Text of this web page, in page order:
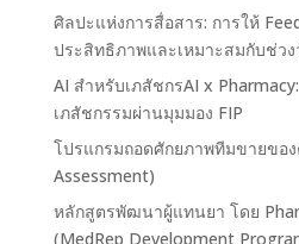
ศิลปะแห่งการสื่อสาร: การให้
ประสิทธิภาพและเหมาะสมกับช่ว
AI สำหรับเภสัชกรAI x
เภสัชกรรมผ่านมุมมอง FIP
โปรแกรมถอดศักยภาพทีมขายขอ
Assessment)
หลักสูตรพัฒนาผู้แทนยา โดย
(MedRep Development